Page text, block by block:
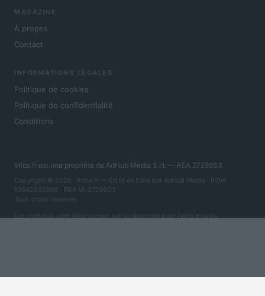
MAGAZINE
À propos
Contact
INFORMATIONS LÉGALES
Politique de cookies
Politique de confidentialité
Conditions
Infos.fr est une propriété de AdHub Media S.r.l. — REA 2729933
Copyright © 2026 · Infos.fr — Édité en Italie par AdHub Media · P.IVA
13542920965 · REA MI 2729933
Tous droits réservés
Les contenus sont sélectionnés par la rédaction avec l'aide d'outils